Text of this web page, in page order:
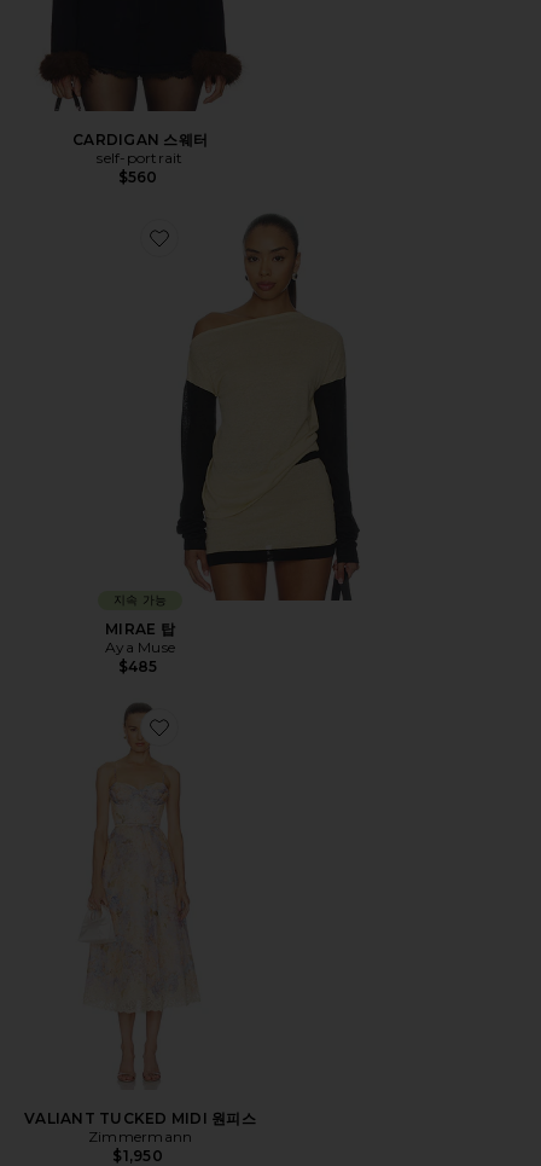
CARDIGAN 스웨터
self-portrait
$560
Favorite MIRAE 탑
지속 가능
MIRAE 탑
Aya Muse
$485
VALIANT TUCKED MIDI 원피스
Zimmermann
$1,950